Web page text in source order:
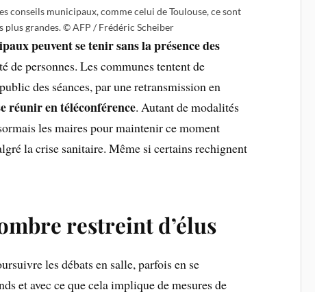
conseils municipaux, comme celui de Toulouse, ce sont
plus grandes. © AFP / Frédéric Scheiber
peuvent se tenir sans la présence des
de personnes. Les communes tentent de
des séances, par une retransmission en
réunir en téléconférence. Autant de modalités
les maires pour maintenir ce moment
la crise sanitaire. Même si certains rechignent
restreint d’élus
les débats en salle, parfois en se
et avec ce que cela implique de mesures de